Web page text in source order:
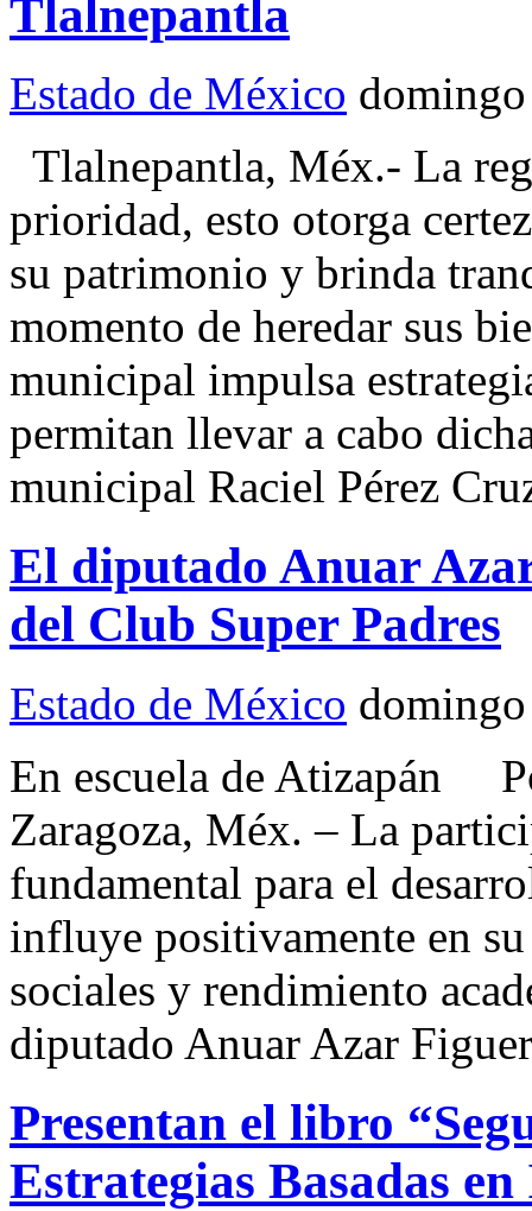
Tlalnepantla
Estado de México
Tlalnepantla, Méx.- La
prioridad, esto otorga
su patrimonio y brinda
momento de heredar sus
municipal impulsa
permitan llevar a cabo
municipal Raciel Pérez
El diputado Anuar
del Club Super Padres
Estado de México
En escuela de Atizapán
Zaragoza, Méx. – La
fundamental para el
influye positivamente en
sociales y rendimiento
diputado Anuar Azar
Presentan el libro
Estrategias Basadas